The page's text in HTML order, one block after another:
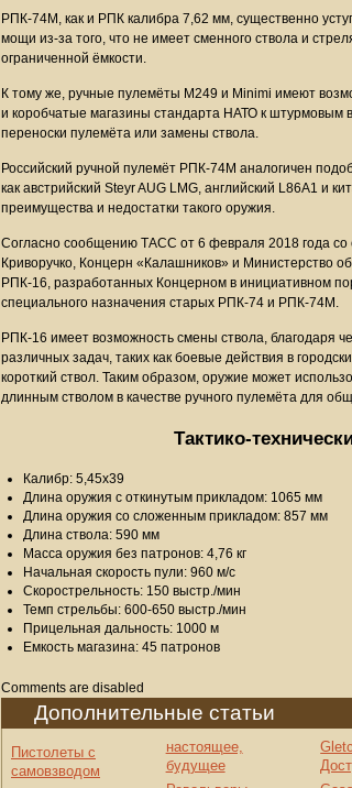
РПК-74М, как и РПК калибра 7,62 мм, существенно
мощи из-за того, что не имеет сменного ствола и
ограниченной ёмкости.
К тому же, ручные пулемёты M249 и Minimi имеют
и коробчатые магазины стандарта НАТО к штурмовым
переноски пулемёта или замены ствола.
Российский ручной пулемёт РПК-74М аналогичен
как австрийский Steyr AUG LMG, английский L86A1 и
преимущества и недостатки такого оружия.
Согласно сообщению ТАСС от 6 февраля 2018 года со
Криворучко, Концерн «Калашников» и Министерство
РПК-16, разработанных Концерном в инициативном
специального назначения старых РПК-74 и РПК-74М.
РПК-16 имеет возможность смены ствола, благодаря
различных задач, таких как боевые действия в
короткий ствол. Таким образом, оружие может
длинным стволом в качестве ручного пулемёта для
Тактико-
Калибр: 5,45x39
Длина оружия с откинутым прикладом: 1065 мм
Длина оружия со сложенным прикладом: 857 мм
Длина ствола: 590 мм
Масса оружия без патронов: 4,76 кг
Начальная скорость пули: 960 м/с
Скорострельность: 150 выстр./мин
Темп стрельбы: 600-650 выстр./мин
Прицельная дальность: 1000 м
Емкость магазина: 45 патронов
Comments are disabled
Дополнительные статьи
Пистолеты с
самовзводом
настоящее,
будущее